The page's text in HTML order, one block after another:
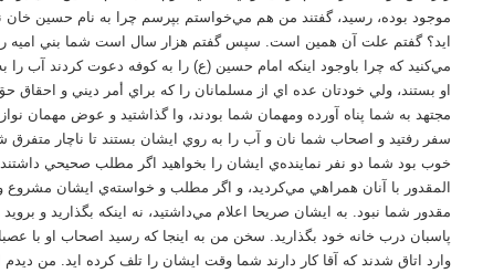
موجود بوده، رسيد، گفتند من هم مي‌خواستم بپرسم چرا به نام حسين خان
ايد؟ گفتم علت آن همين است. سپس گفتم هزار سال است شما بني اميه
مي‌كنيد كه چرا باوجود اينكه امام حسين (ع) را به كوفه دعوت كردند آب را
او بستند، ولي خودتان عده اي از مسلمانان را كه براي أمر ديني و احقاق
مجتهد به شما پناه آورده ومهمان شما بودند، وا گذاشتيد و عوض مهمان
سفر رفتيد و اصحاب شما نان و آب را به روي ايشان بستند تا ناچار متفرق
خوب بود شما دو نفر نماينده‌ي ايشان را بخواهيد اگر مطلب صحيحي
المقدور با آنان همراهي مي‌كرديد، و اگر مطلب و خواسته‌ي ايشان مشروع و
مقدور شما نبود. به ايشان صريحا اعلام مي‌داشتيد، نه اينكه بگذاريد و برويد
پاسبان درب خانه خود بگذاريد. سخن من به اينجا كه رسيد اصحاب او با
وارد اتاق شدند كه آقا كار دارند شما وقت ايشان را تلف كرده ايد. من ديدم